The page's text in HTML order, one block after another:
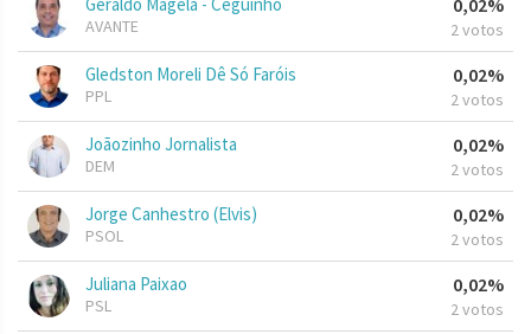
AVANTE
0,02%
2 votos
Gledston Moreli Dê Só Faróis
PPL
0,02%
2 votos
Joãozinho Jornalista
DEM
0,02%
2 votos
Jorge Canhestro (Elvis)
PSOL
0,02%
2 votos
Juliana Paixao
PSL
0,02%
2 votos